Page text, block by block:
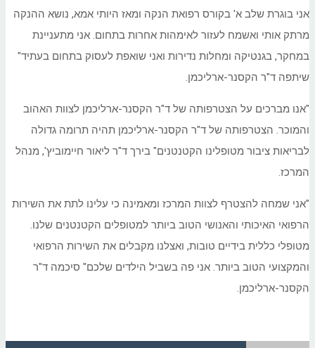
אני בוגרת שלב א' בקורס רפואת הנקה ומאז היותי אמא, נושא ההנקה
מרתק אותי ואשמח לעזור לאימהות אחרות בתחום. אני מתעניינת
במחקר, בגנטיקה ומחלות נדירות ואני שואפת לעסוק בתחום בעתיד"
שיתפה ד"ר הקסנר-ארליכמן.
"אנו מברכים על הצטרפותה של ד"ר הקסנר-ארליכמן לצוות האהוב
והמוכר. הצטרפותה של ד"ר הקסנר-ארליכמן תהיה תרומה גדולה
לבריאות ציבור מטופלינו הקטנטנים" בירך ד"ר ליאור חיימוביץ', מנהל
המרכז.
"אני שמחה להצטרף לצוות המרכז ומאמינה כי עלינו לתת את השירות
הרפואי האיכותי והאנושי הטוב ביותר למטופלים הקטנטנים שלנו.
מטופלי כללית בידיים טובות, ואצלנו מקבלים את השירות הרפואי
והמקצועי הטוב ביותר. אני פה בשביל הילדים שלכם" סיכמה ד"ר
הקסנר-ארליכמן.